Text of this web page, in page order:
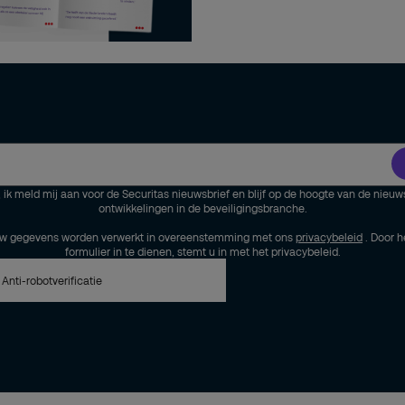
ik meld mij aan voor de Securitas nieuwsbrief en blijf op de hoogte van de
ontwikkelingen in de beveiligingsbranche.
gegevens worden verwerkt in overeenstemming met ons privacybeleid
. Door
formulier in te dienen, stemt u in met het privacybeleid.
Anti-robotverificatie